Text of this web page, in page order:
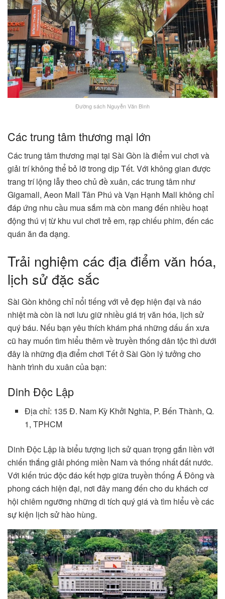
Đường sách Nguyễn Văn Bình
Các trung tâm thương mại lớn
Các trung tâm thương mại tại Sài Gòn là điểm vui chơi và
giải trí không thể bỏ lỡ trong dịp Tết. Với không gian được
trang trí lộng lẫy theo chủ đề xuân, các trung tâm như
Gigamall, Aeon Mall Tân Phú và Vạn Hạnh Mall không chỉ
đáp ứng nhu cầu mua sắm mà còn mang đến nhiều hoạt
động thú vị từ khu vui chơi trẻ em, rạp chiếu phim, đến các
quán ăn đa dạng.
Trải nghiệm các địa điểm văn hóa,
lịch sử đặc sắc
Sài Gòn không chỉ nổi tiếng với vẻ đẹp hiện đại và náo
nhiệt mà còn là nơi lưu giữ nhiều giá trị văn hóa, lịch sử
quý báu. Nếu bạn yêu thích khám phá những dấu ấn xưa
cũ hay muốn tìm hiểu thêm về truyền thống dân tộc thì dưới
đây là những địa điểm chơi Tết ở Sài Gòn lý tưởng cho
hành trình du xuân của bạn:
Dinh Độc Lập
Địa chỉ: 135 Đ. Nam Kỳ Khởi Nghĩa, P. Bến Thành, Q.
1, TPHCM
Dinh Độc Lập là biểu tượng lịch sử quan trọng gắn liền với
chiến thắng giải phóng miền Nam và thống nhất đất nước.
Với kiến trúc độc đáo kết hợp giữa truyền thống Á Đông và
phong cách hiện đại, nơi đây mang đến cho du khách cơ
hội chiêm ngưỡng những di tích quý giá và tìm hiểu về các
sự kiện lịch sử hào hùng.